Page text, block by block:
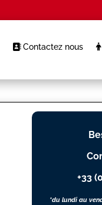
Contactez nous
+33
*du lundi au